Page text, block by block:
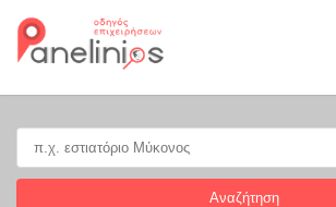
Αναζήτηση